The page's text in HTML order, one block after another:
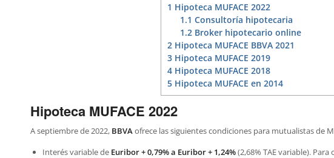
1 Hipoteca MUFACE 2022
1.1 Consultoría hipotecaria
1.2Broker hipotecario online
2Hipoteca MUFACE BBVA 2021
3Hipoteca MUFACE 2019
4Hipoteca MUFACE 2018
5Hipoteca MUFACE en 2014
Hipoteca MUFACE 2022
A septiembre de 2022, BBVAofrece las siguientes condiciones para mutualistas de
Interés variable de Euribor + 0,79% a Euribor + 1,24%(2,68% TAE variable).